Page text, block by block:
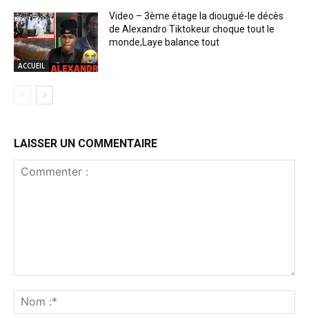
ACCUEIL
Video – 3ème étage la diougué-le décès
de Alexandro Tiktokeur choque tout le
monde,Laye balance tout
LAISSER UN COMMENTAIRE
:*